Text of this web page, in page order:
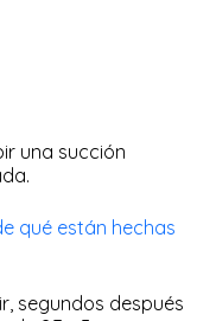
una succión
qué están hechas
segundos después